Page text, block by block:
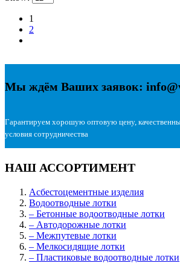
1
2
Мы ждём Ваших заявок:
Гарантируем хорошую оптовую цену,
условия сотрудничества
НАШ АССОРТИМЕНТ
Асбестоцементные изделия
Водоотводные лотки
– Бетонные водоотводные лотки
– Автодорожные лотки
– Межпутевые лотки
– Мелкосидящие лотки
– Пластиковые водоотводные лотки